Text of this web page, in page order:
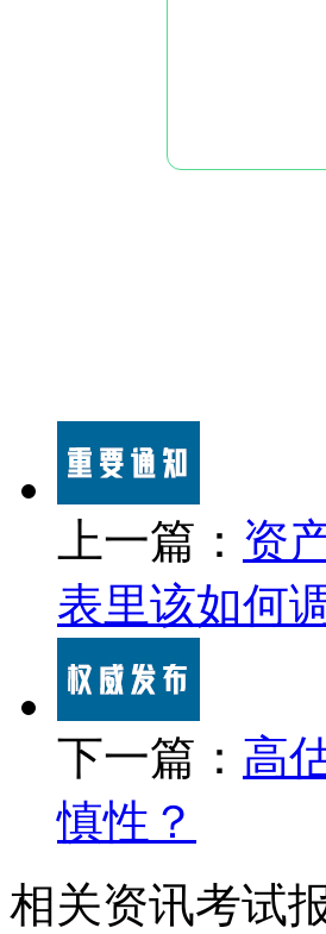
上一篇： 资
表里该如何
下一篇： 高
慎性？
相关资讯考试